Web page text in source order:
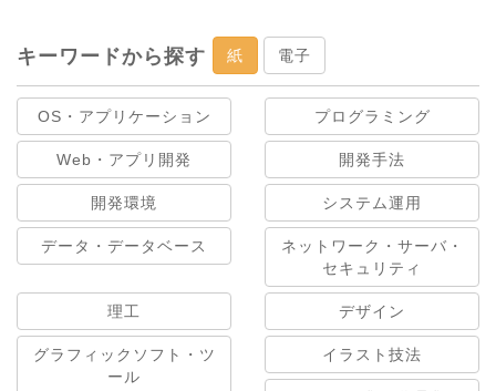
キーワードから探す 紙 電子
OS・アプリケーション プログラミング
Web・アプリ開発 開発手法
開発環境 システム運用
データ・データベース
ネットワーク・サーバ・
セキュリティ
理工 デザイン
グラフィックソフト・ツ
ール
イラスト技法